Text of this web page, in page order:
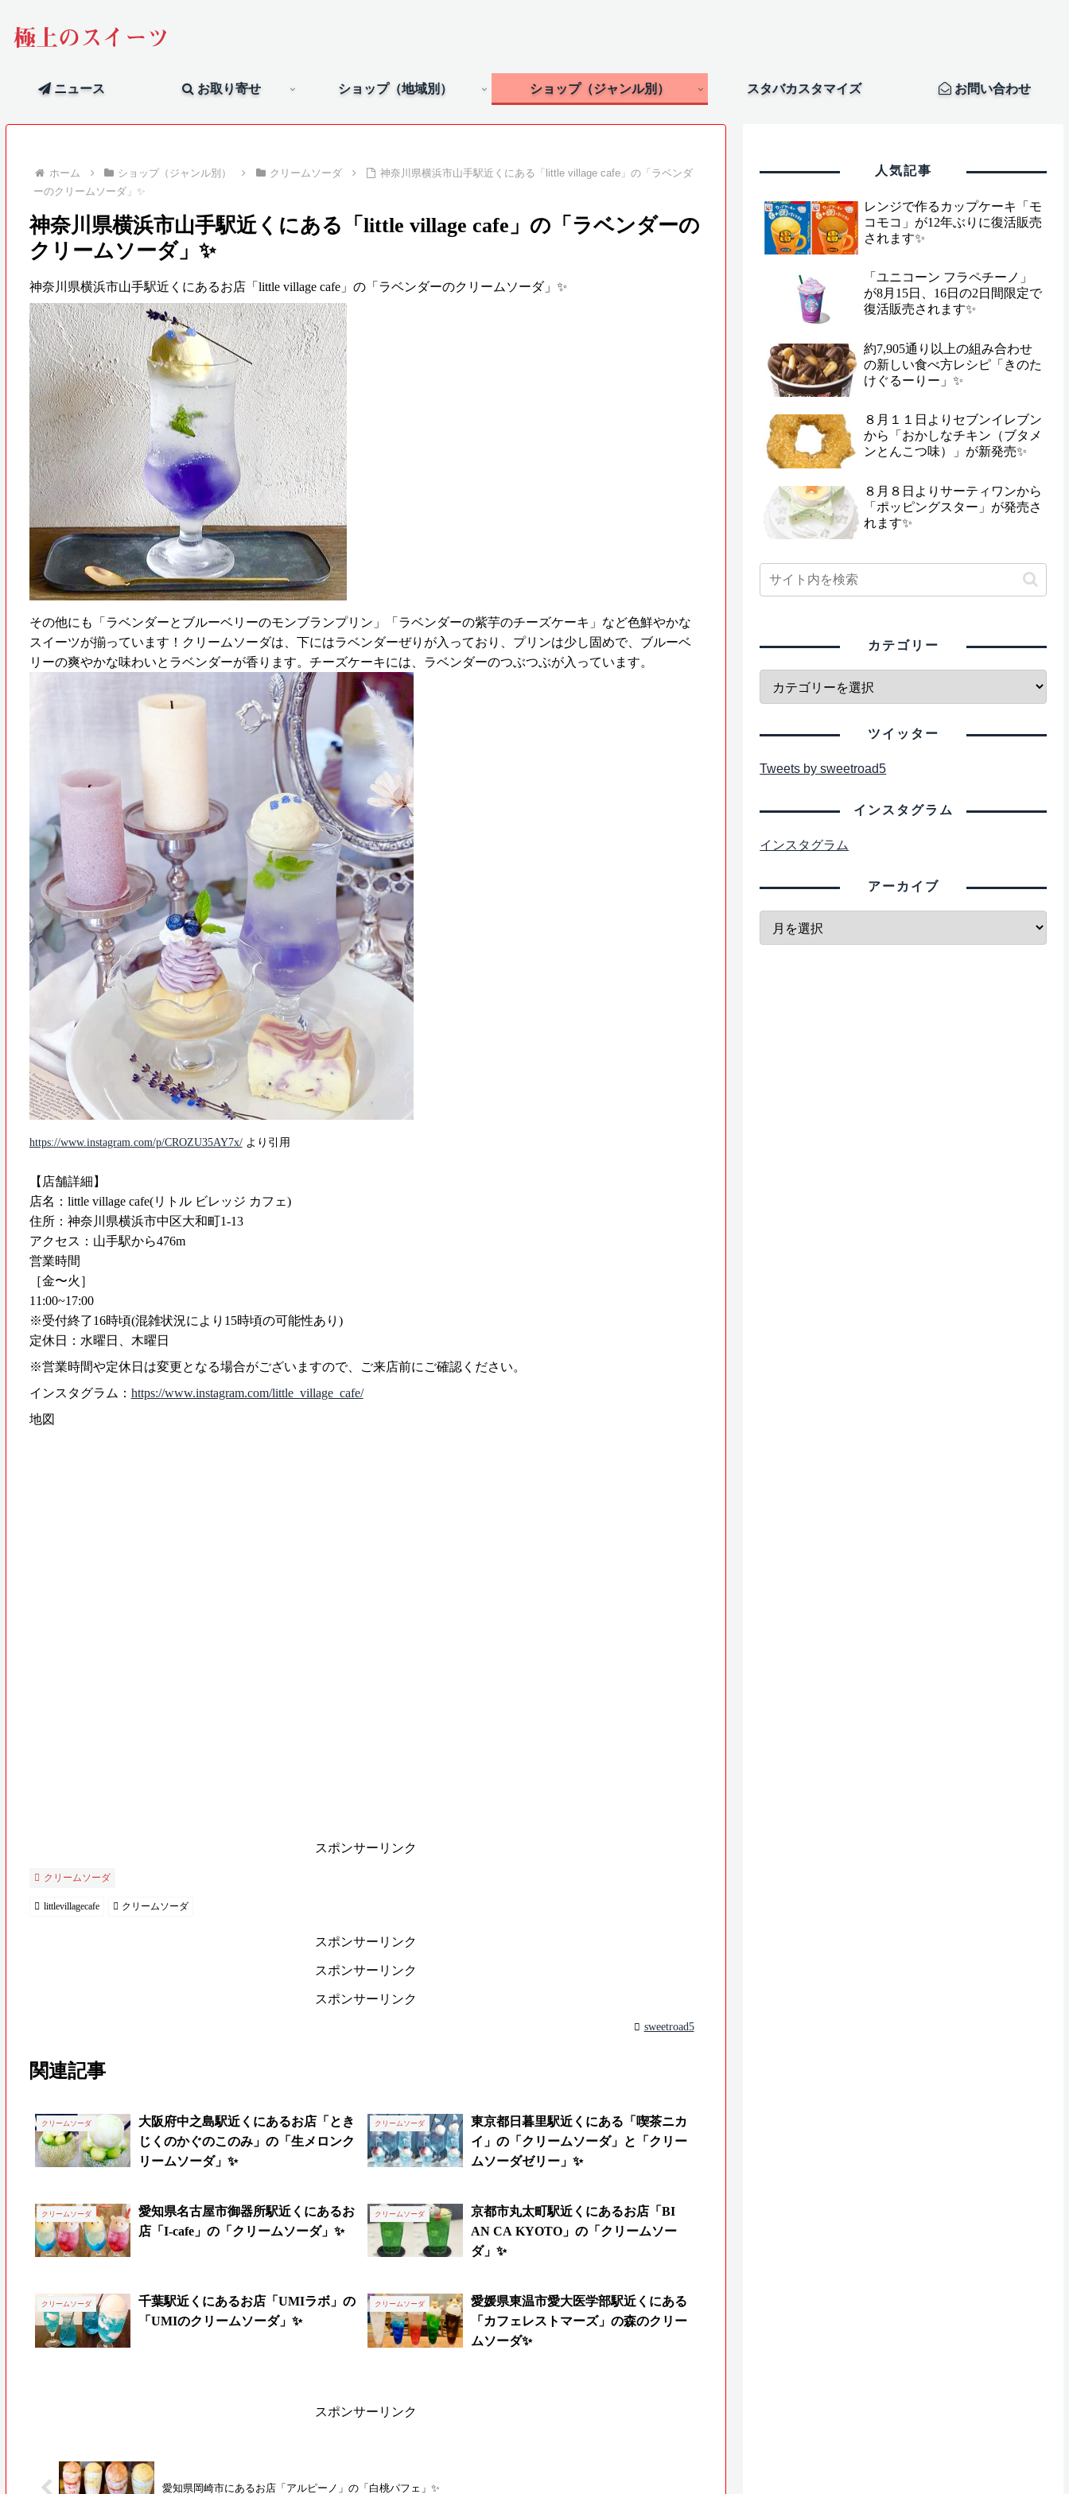
極上のスイーツ
ニュース お取り寄せ ショップ（地域別） ショップ（ジャンル別） スタバカスタマイズ お問い合わせ
ホーム ショップ（ジャンル別） クリームソーダ
神奈川県横浜市山手駅近くにある「little village cafe」の「ラベンダ
ーのクリームソーダ」✨
神奈川県横浜市山手駅近くにある「little village cafe」の「ラベンダーの
クリームソーダ」✨
神奈川県横浜市山手駅近くにあるお店「little village cafe」の「ラベンダーのクリームソーダ」✨
その他にも「ラベンダーとブルーベリーのモンブランプリン」「ラベンダーの紫芋のチーズケーキ」など色鮮やかな
スイーツが揃っています！クリームソーダは、下にはラベンダーぜりが入っており、プリンは少し固めで、ブルーベ
リーの爽やかな味わいとラベンダーが香ります。チーズケーキには、ラベンダーのつぶつぶが入っています。
https://www.instagram.com/p/CROZU35AY7x/より引用
【店舗詳細】
店名：little village cafe(リトル ビレッジ カフェ)
住所：神奈川県横浜市中区大和町1-13
アクセス：山手駅から476m
営業時間
［金〜火］
11:00~17:00
※受付終了16時頃(混雑状況により15時頃の可能性あり)
定休日：水曜日、木曜日
※営業時間や定休日は変更となる場合がございますので、ご来店前にご確認ください。
インスタグラム： https://www.instagram.com/little_village_cafe/
地図
スポンサーリンク
クリームソーダ
littlevillagecafe クリームソーダ
スポンサーリンク
スポンサーリンク
スポンサーリンク
sweetroad5
関連記事
クリームソーダ
大阪府中之島駅近くにあるお店「とき
じくのかぐのこのみ」の「生メロンク
リームソーダ」✨
クリームソーダ
東京都日暮里駅近くにある「喫茶ニカ
イ」の「クリームソーダ」と「クリー
ムソーダゼリー」✨
クリームソーダ
愛知県名古屋市御器所駅近くにあるお
店「I-cafe」の「クリームソーダ」✨
クリームソーダ
京都市丸太町駅近くにあるお店「BI
AN CA KYOTO」の「クリームソー
ダ」✨
クリームソーダ
千葉駅近くにあるお店「UMIラボ」の
「UMIのクリームソーダ」✨
クリームソーダ
愛媛県東温市愛大医学部駅近くにある
「カフェレストマーズ」の森のクリー
ムソーダ✨
スポンサーリンク
愛知県岡崎市にあるお店「アルピーノ」の「白桃パフェ」✨
人気記事
レンジで作るカップケーキ「モ
コモコ」が12年ぶりに復活販売
されます✨
「ユニコーン フラペチーノ」
が8月15日、16日の2日間限定で
復活販売されます✨
約7,905通り以上の組み合わせ
の新しい食べ方レシピ「きのた
けぐるーりー」✨
８月１１日よりセブンイレブン
から「おかしなチキン（ブタメ
ンとんこつ味）」が新発売✨
８月８日よりサーティワンから
「ポッピングスター」が発売さ
れます✨
カテゴリー
ツイッター
Tweets by sweetroad5
インスタグラム
インスタグラム
アーカイブ